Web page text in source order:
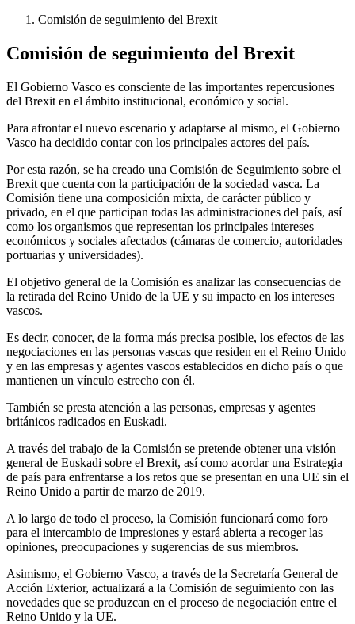
Comisión de seguimiento del Brexit
Comisión de seguimiento del Brexit
El Gobierno Vasco es consciente de las importantes repercusiones
del Brexit en el ámbito institucional, económico y social.
Para afrontar el nuevo escenario y adaptarse al mismo, el Gobierno
Vasco ha decidido contar con los principales actores del país.
Por esta razón, se ha creado una Comisión de Seguimiento sobre el
Brexit que cuenta con la participación de la sociedad vasca. La
Comisión tiene una composición mixta, de carácter público y
privado, en el que participan todas las administraciones del país, así
como los organismos que representan los principales intereses
económicos y sociales afectados (cámaras de comercio, autoridades
portuarias y universidades).
El objetivo general de la Comisión es analizar las consecuencias de
la retirada del Reino Unido de la UE y su impacto en los intereses
vascos.
Es decir, conocer, de la forma más precisa posible, los efectos de las
negociaciones en las personas vascas que residen en el Reino Unido
y en las empresas y agentes vascos establecidos en dicho país o que
mantienen un vínculo estrecho con él.
También se presta atención a las personas, empresas y agentes
británicos radicados en Euskadi.
A través del trabajo de la Comisión se pretende obtener una visión
general de Euskadi sobre el Brexit, así como acordar una Estrategia
de país para enfrentarse a los retos que se presentan en una UE sin el
Reino Unido a partir de marzo de 2019.
A lo largo de todo el proceso, la Comisión funcionará como foro
para el intercambio de impresiones y estará abierta a recoger las
opiniones, preocupaciones y sugerencias de sus miembros.
Asimismo, el Gobierno Vasco, a través de la Secretaría General de
Acción Exterior, actualizará a la Comisión de seguimiento con las
novedades que se produzcan en el proceso de negociación entre el
Reino Unido y la UE.